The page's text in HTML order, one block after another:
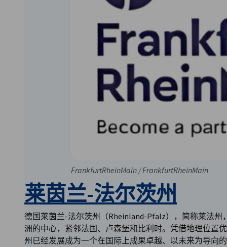
FrankfurtRheinMain / FrankfurtRheinMain
莱茵兰-法尔茨州
德国莱茵兰-法尔茨州（Rheinland-Pfalz），简称莱法州
洲的中心，紧邻法国、卢森堡和比利时。凭借地理位置
州已经发展成为一个在国际上成果卓越、以未来为导向